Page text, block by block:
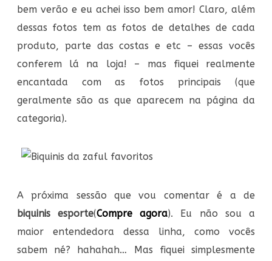
bem verão e eu achei isso bem amor! Claro, além
dessas fotos tem as fotos de detalhes de cada
produto, parte das costas e etc – essas vocês
conferem lá na loja! – mas fiquei realmente
encantada com as fotos principais (que
geralmente são as que aparecem na página da
categoria).
A próxima sessão que vou comentar é a de
biquinis esporte(Compre agora). Eu não sou a
maior entendedora dessa linha, como vocês
sabem né? hahahah… Mas fiquei simplesmente